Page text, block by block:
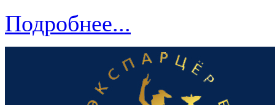
Подробнее...